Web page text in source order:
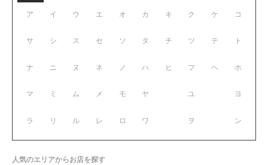
ア イ ウ エ オ
サ シ ス セ ソ
ナ ニ ヌ ネ ノ
マ ミ ム メ モ
ラ リ ル レ ロ
カ キ ク ケ コ
タ チ ツ テ ト
ハ ヒ フ ヘ ホ
ヤ ユ ヨ
ワ ヲ ン
人気のエリアからお店を探す